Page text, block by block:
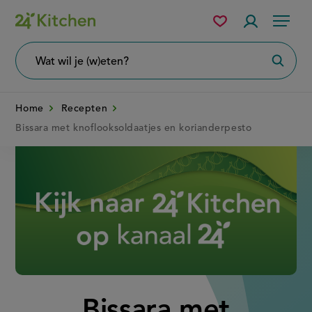
Overslaan
en
naar
Menu
wil
Mijn
bewaarde
Home
Recepten
Bissara met knoflooksoldaatjes en korianderpesto